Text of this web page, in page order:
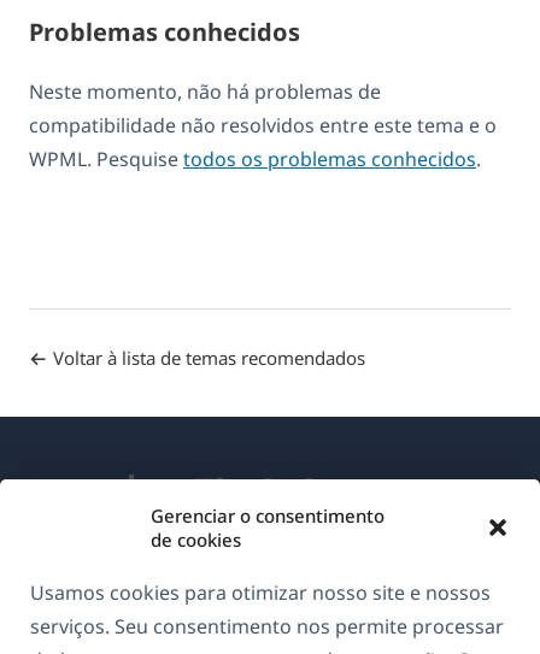
Gerenciar o consentimento
de cookies
Usamos cookies para otimizar nosso site e nossos
serviços. Seu consentimento nos permite processar
Problemas conhecidos
Neste momento, não há problemas de
compatibilidade não resolvidos entre este tema e o
WPML. Pesquisetodos os problemas conhecidos.
Voltar à lista de temas recomendados
GDPR & Política de Privacidade